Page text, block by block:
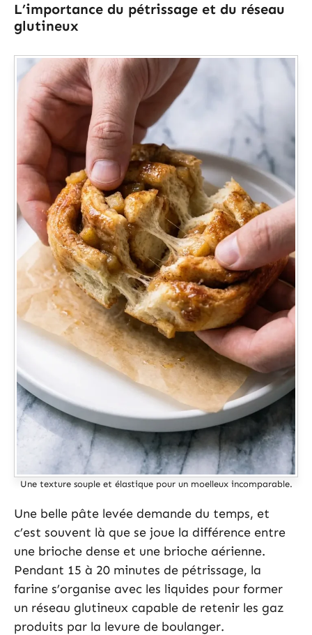
L’importance du pétrissage et du réseau
glutineux
Une texture souple et élastique pour un moelleux incomparable.
Une belle pâte levée demande du temps, et
c’est souvent là que se joue la différence entre
une brioche dense et une brioche aérienne.
Pendant 15 à 20 minutes de pétrissage, la
farine s’organise avec les liquides pour former
un réseau glutineux capable de retenir les gaz
produits par la levure de boulanger.